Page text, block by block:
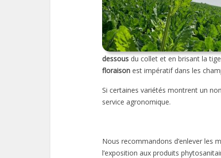
dessous du collet et en brisant la
floraison est impératif dans les
Si certaines variétés montrent un
service agronomique.
Nous recommandons d’enlever les
l’exposition aux produits